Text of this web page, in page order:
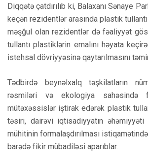
Diqqətə çatdırılıb ki, Balaxanı Sənaye
keçən rezidentlər arasında plastik
məşğul olan rezidentlər də fəaliyyət
tullantı plastiklərin emalını həyata
istehsal dövriyyəsinə qaytarılmasını
Tədbirdə beynəlxalq təşkilatların
rəsmiləri və ekologiya sahəsində
mütəxəssislər iştirak edərək plastik
təsiri, dairəvi iqtisadiyyatın əhəmiyyəti
mühitinin formalaşdırılması
barədə fikir mübadiləsi aparıblar.